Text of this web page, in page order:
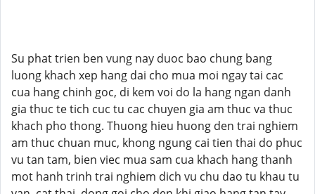
Su phat trien ben vung nay duoc bao chung bang
luong khach xep hang dai cho mua moi ngay tai cac
cua hang chinh goc, di kem voi do la hang ngan danh
gia thuc te tich cuc tu cac chuyen gia am thuc va thuc
khach pho thong. Thuong hieu huong den trai nghiem
am thuc chuan muc, khong ngung cai tien thai do phuc
vu tan tam, bien viec mua sam cua khach hang thanh
mot hanh trinh trai nghiem dich vu chu dao tu khau tu